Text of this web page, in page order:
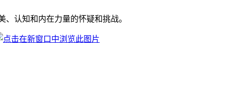
、认知和内在力量的怀疑和挑战。